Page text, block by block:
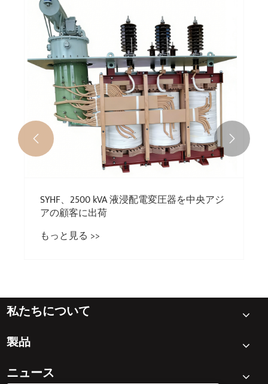
が最新のパワーシステ
理由は何ですか？
SYHF、2500 kVA 液
 
私たちについて
製品
ニュース